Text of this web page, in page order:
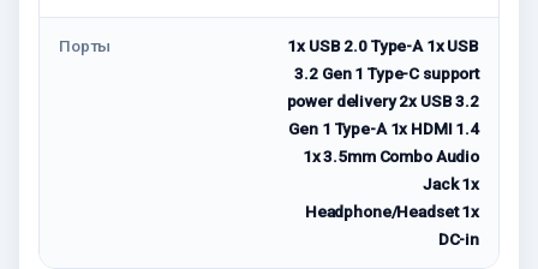
Порты
1x USB 2.0 Type-A 1x USB
3.2 Gen 1 Type-C support
power delivery 2x USB 3.2
Gen 1 Type-A 1x HDMI 1.4
1x 3.5mm Combo Audio
Jack 1x
Headphone/Headset 1x
DC-in